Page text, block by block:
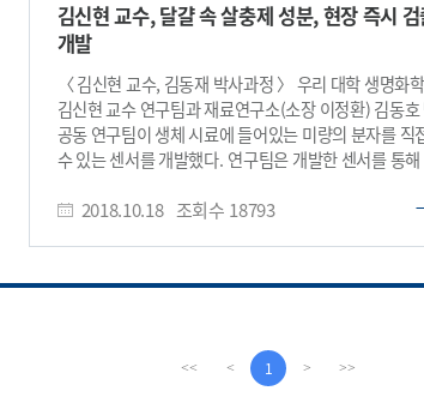
김신현 교수, 달걀 속 살충제 성분, 현장 즉시
개발
〈 김신현 교수, 김동재 박사과정 〉 우리 대학 생명화학공학과
김신현 교수 연구팀과 재료연구소(소장 이정환) 김동호
공동 연구팀이 생체 시료에 들어있는 미량의 분자를 직
수 있는 센서를 개발했다. 연구팀은 개발한 센서를 통해 다양한
유럽에서 문제가 됐던 달걀 속 살충제 성분인 피프로닐
내부에 금 나노입자 응집체를 캡슐화한 형태로 생체 시
이번 연구는 나노분야의 국제 학술지 ‘스몰(Small)’ 10
내부표지 논문으로 게재됐다.(논문명 : SERS-Active
2018.10.18 조회수 18793
<< < 1 > >>